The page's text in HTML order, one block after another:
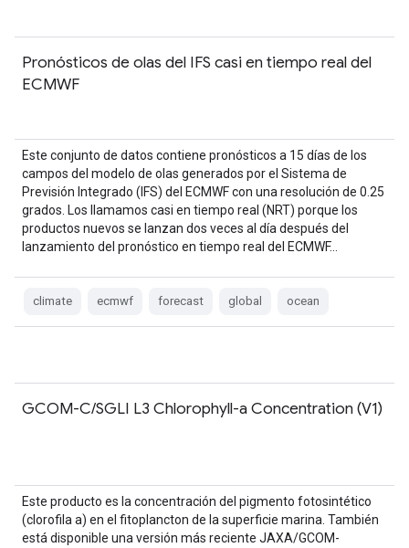
Pronósticos de olas del IFS casi en tiempo real del
ECMWF
Este conjunto de datos contiene pronósticos a 15 días de los
campos del modelo de olas generados por el Sistema de
Previsión Integrado (IFS) del ECMWF con una resolución de 0.25
grados. Los llamamos casi en tiempo real (NRT) porque los
productos nuevos se lanzan dos veces al día después del
lanzamiento del pronóstico en tiempo real del ECMWF…
climate ecmwf forecast global ocean
GCOM-C/SGLI L3 Chlorophyll-a Concentration (V1)
Este producto es la concentración del pigmento fotosintético
(clorofila a) en el fitoplancton de la superficie marina. También
está disponible una versión más reciente JAXA/GCOM-